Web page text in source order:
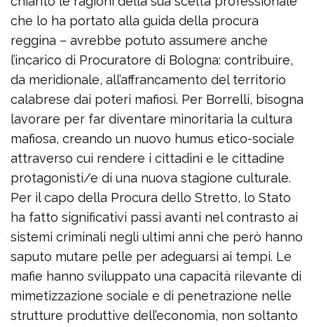
che lo ha portato alla guida della procura
reggina – avrebbe potuto assumere anche
l’incarico di Procuratore di Bologna: contribuire,
da meridionale, all’affrancamento del territorio
calabrese dai poteri mafiosi. Per Borrelli, bisogna
lavorare per far diventare minoritaria la cultura
mafiosa, creando un nuovo humus etico-sociale
attraverso cui rendere i cittadini e le cittadine
protagonisti/e di una nuova stagione culturale.
Per il capo della Procura dello Stretto, lo Stato
ha fatto significativi passi avanti nel contrasto ai
sistemi criminali negli ultimi anni che però hanno
saputo mutare pelle per adeguarsi ai tempi. Le
mafie hanno sviluppato una capacità rilevante di
mimetizzazione sociale e di penetrazione nelle
strutture produttive dell’economia, non soltanto